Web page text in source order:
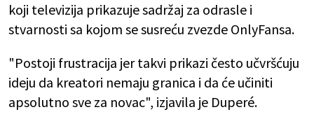
koji televizija prikazuje sadržaj za odrasle i
stvarnosti sa kojom se susreću zvezde OnlyFansa.
"Postoji frustracija jer takvi prikazi često učvršćuju
ideju da kreatori nemaju granica i da će učiniti
apsolutno sve za novac", izjavila je Duperé.